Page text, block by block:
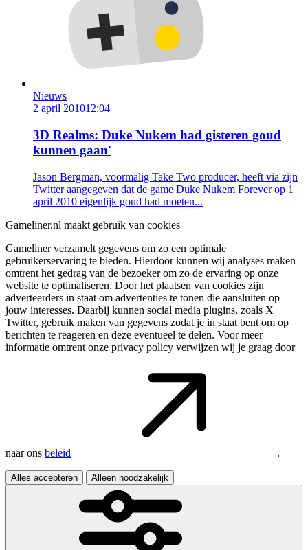
Nieuws
2 april 201012:04
3D Realms: Duke Nukem had gisteren goud
kunnen gaan'
Jason Bergman, voormalig Take Two producer, heeft via zijn
Twitter aangegeven dat de game Duke Nukem Forever op 1
april 2010 eigenlijk goud had moeten...
Gameliner.nl maakt gebruik van cookies
Gameliner verzamelt gegevens om zo een optimale
gebruikerservaring te bieden. Hierdoor kunnen wij analyses maken
omtrent het gedrag van de bezoeker om zo de ervaring op onze
website te optimaliseren. Door het plaatsen van cookies zijn
adverteerders in staat om advertenties te tonen die aansluiten op
jouw interesses. Daarbij kunnen social media plugins, zoals X
Twitter, gebruik maken van gegevens zodat je in staat bent om op
berichten te reageren en deze eventueel te delen. Voor meer
informatie omtrent onze privacy policy verwijzen wij je graag door
naar ons beleid .
Alles accepteren Alleen noodzakelijk